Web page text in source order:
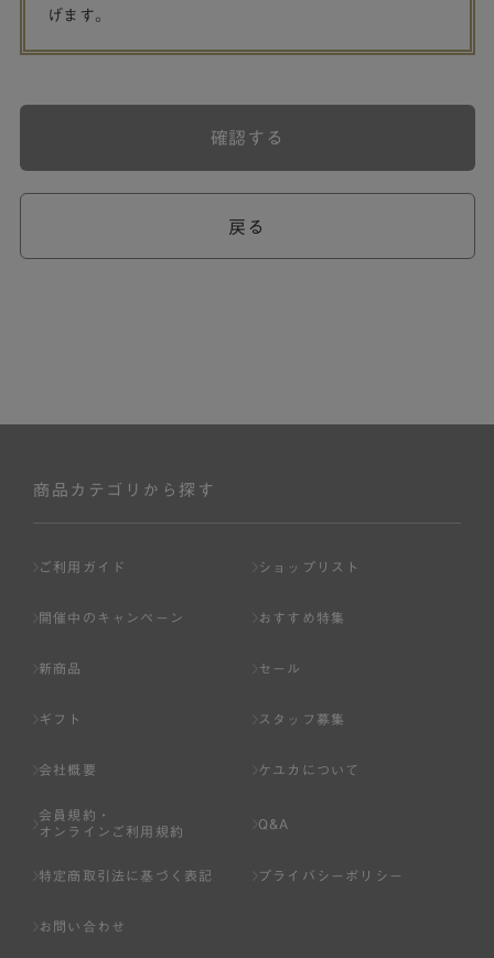
げます。
戻る
確認する
商品カテゴリから探す
ご利用ガイド ショップリスト
開催中のキャンペーン おすすめ特集
新商品 セール
ギフト スタッフ募集
会社概要 ケユカについて
会員規約・
オンラインご利用規約
Q&A
特定商取引法に基づく表記 プライバシーポリシー
お問い合わせ